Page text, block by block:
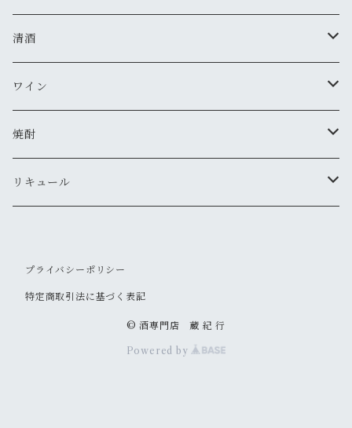
清酒
MIYASAKA
真澄
夜明け前
帰山
ワイン
ドメーヌ・コーセイ
安曇野ワイナリー
焼酎
千曲錦・帰山
リキュール
その他
プライバシーポリシー
特定商取引法に基づく表記
© 酒専門店 蔵 紀 行
Powered by